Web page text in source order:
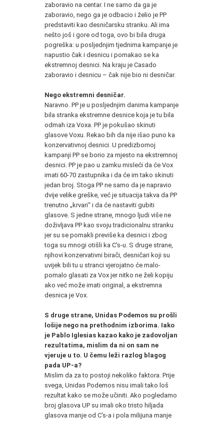
zaboravio na centar. I ne samo da ga je
zaboravio, nego ga je odbacio i želio je PP
predstaviti kao desničarsku stranku. Ali ima
nešto još i gore od toga, ovo bi bila druga
pogreška: u posljednjim tjednima kampanje je
napustio čak i desnicu i pomakao se ka
ekstremnoj desnici. Na kraju je Casado
zaboravio i desnicu – čak nije bio ni desničar.
Nego ekstremni desničar.
Naravno. PP je u posljednjim danima kampanje
bila stranka ekstremne desnice koja je tu bila
odmah iza Voxa. PP je pokušao skinuti
glasove Voxu. Rekao bih da nije išao puno ka
konzervativnoj desnici. U predizbornoj
kampanji PP se borio za mjesto na ekstremnoj
desnici. PP je pao u zamku misleći da će Vox
imati 60-70 zastupnika i da će im tako skinuti
jedan broj. Stoga PP ne samo da je napravio
dvije velike greške, već je situacija takva da PP
trenutno „krvari“ i da će nastaviti gubiti
glasove. S jedne strane, mnogo ljudi više ne
doživljava PP kao svoju tradicionalnu stranku
jer su se pomakli previše ka desnici i zbog
toga su mnogi otišli ka C's-u. S druge strane,
njihovi konzervativni birači, desničari koji su
uvijek bili tu u stranci vjerojatno će malo-
pomalo glasati za Vox jer nitko ne želi kopiju
ako već može imati original, a ekstremna
desnica je Vox.
S druge strane, Unidas Podemos su prošli
lošije nego na prethodnim izborima. Iako
je Pablo Iglesias kazao kako je zadovoljan
rezultatima, mislim da ni on sam ne
vjeruje u to. U čemu leži razlog blagog
pada UP-a?
Mislim da za to postoji nekoliko faktora. Prije
svega, Unidas Podemos nisu imali tako loš
rezultat kako se može učiniti. Ako pogledamo
broj glasova UP su imali oko tristo hiljada
glasova manje od C's-a i pola milijuna manje